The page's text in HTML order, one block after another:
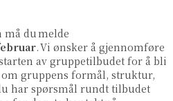
du melde
. Vi ønsker å gjennomføre
av gruppetilbudet for å bli
gruppens formål, struktur,
har spørsmål rundt tilbudet